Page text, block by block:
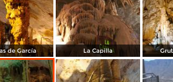
de García La Capilla